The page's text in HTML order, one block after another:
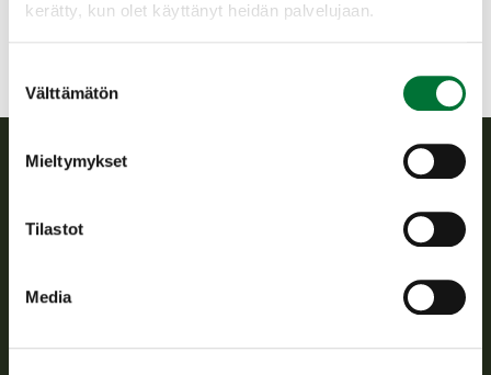
kerätty, kun olet käyttänyt heidän palvelujaan.
valinta
Välttämätön
Mieltymykset
Tilastot
Media
Suomen riistakeskus edistää kestävää riistataloutta, tukee
toimeenpanosta sekä vastaa sille säädetyistä julkisista